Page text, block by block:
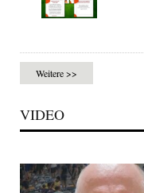
Weitere >>
VIDEO